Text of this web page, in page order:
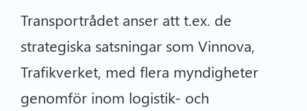
Transportrådet anser att t.ex. de
strategiska satsningar som Vinnova,
Trafikverket, med flera myndigheter
genomför inom logistik- och